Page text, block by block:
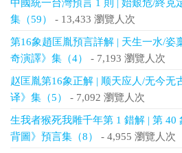
中國統一台灣預言 1 則 | 始艱危/終克
集（59）
- 13,433 瀏覽人次
第16象趙匡胤預言詳解 | 天生一水/姿
奇演譯》集（4）
- 7,193 瀏覽人次
赵匡胤第16象正解 | 顺天应人/无今无
译》集（5）
- 7,092 瀏覽人次
生我者猴死我雕千年第 1 錯解 | 第 40
背圖》預言集（8）
- 4,955 瀏覽人次